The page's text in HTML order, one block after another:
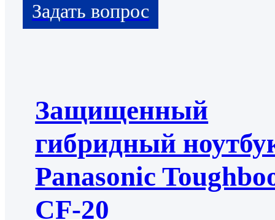
Защищенный
гибридный
Panasonic
CF-20